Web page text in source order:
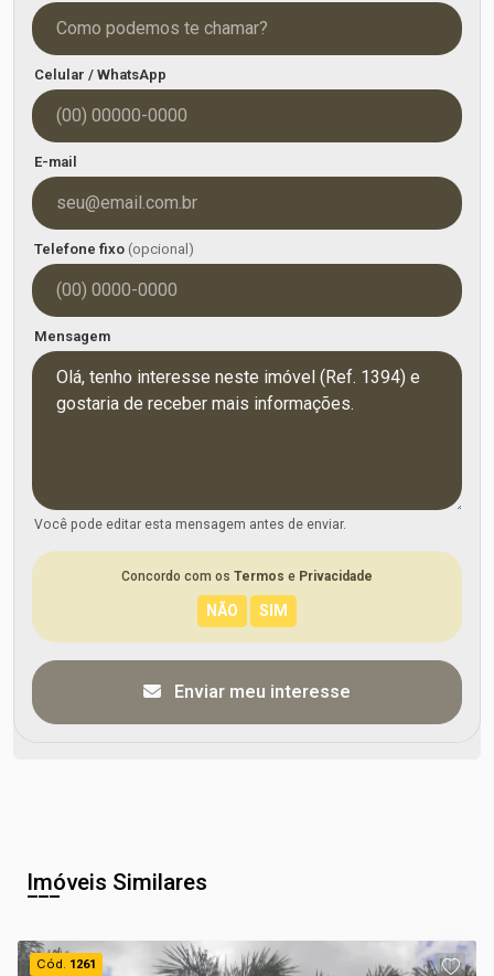
Celular / WhatsApp
E-mail
Telefone fixo (opcional)
Mensagem
Você pode editar esta mensagem antes de enviar.
Concordo com os Termos e Privacidade
Enviar meu interesse
Imóveis Similares
Cód. 1261